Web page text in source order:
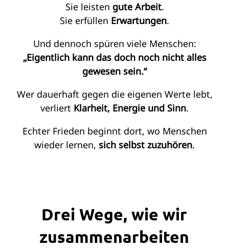
Sie leisten gute Arbeit.
Sie erfüllen Erwartungen.
Und dennoch spüren viele Menschen:
„Eigentlich kann das doch noch nicht alles
gewesen sein.“
Wer dauerhaft gegen die eigenen Werte lebt,
verliert Klarheit, Energie und Sinn.
Echter Frieden beginnt dort, wo Menschen
wieder lernen, sich selbst zuzuhören.
Drei Wege, wie wir
zusammenarbeiten